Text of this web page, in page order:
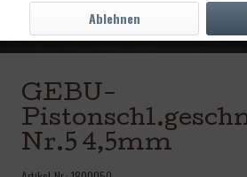
GEBU-
Nr.5 4,5mm
Ablehnen